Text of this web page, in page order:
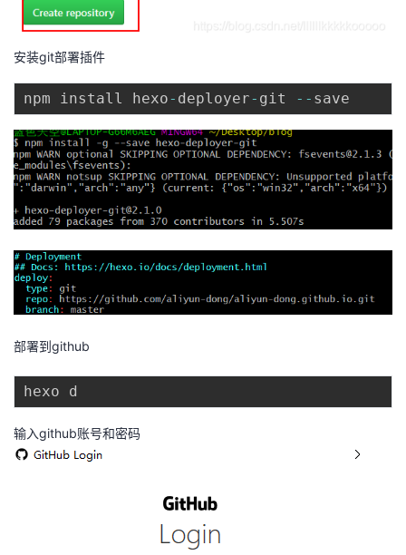
安装git部署插件
npm install hexo- deployer- git --
部署到github
输入github账号和密码